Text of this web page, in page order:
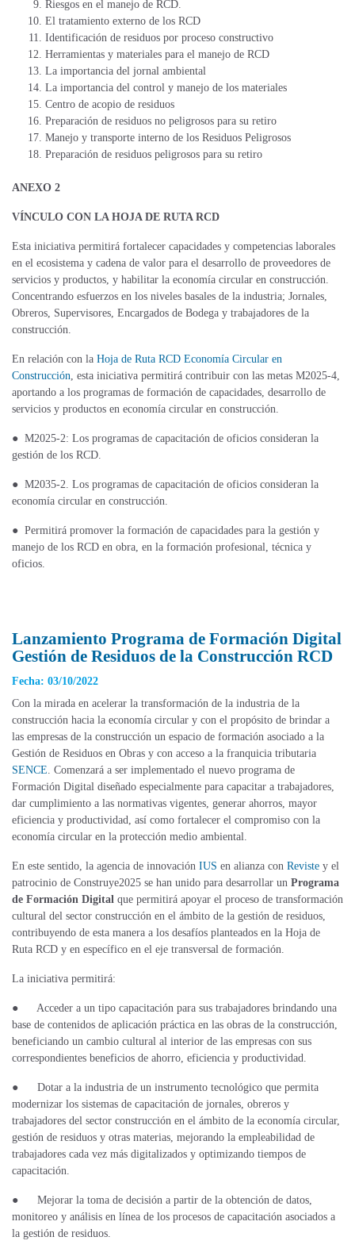
Riesgos en el manejo de RCD.
El tratamiento externo de los RCD
Identificación de residuos por proceso constructivo
Herramientas y materiales para el manejo de RCD
La importancia del jornal ambiental
La importancia del control y manejo de los materiales
Centro de acopio de residuos
Preparación de residuos no peligrosos para su retiro
Manejo y transporte interno de los Residuos Peligrosos
Preparación de residuos peligrosos para su retiro
ANEXO 2
VÍNCULO CON LA HOJA DE RUTA RCD
Esta iniciativa permitirá fortalecer capacidades y competencias laborales
en el ecosistema y cadena de valor para el desarrollo de proveedores de
servicios y productos, y habilitar la economía circular en construcción.
Concentrando esfuerzos en los niveles basales de la industria; Jornales,
Obreros, Supervisores, Encargados de Bodega y trabajadores de la
construcción.
En relación con la Hoja de Ruta RCD Economía Circular en
Construcción, esta iniciativa permitirá contribuir con las metas M2025-4,
aportando a los programas de formación de capacidades, desarrollo de
servicios y productos en economía circular en construcción.
● M2025-2: Los programas de capacitación de oficios consideran la
gestión de los RCD.
● M2035-2. Los programas de capacitación de oficios consideran la
economía circular en construcción.
● Permitirá promover la formación de capacidades para la gestión y
manejo de los RCD en obra, en la formación profesional, técnica y
oficios.
Lanzamiento Programa de Formación Digital
Gestión de Residuos de la Construcción RCD
Fecha: 03/10/2022
Con la mirada en acelerar la transformación de la industria de la
construcción hacia la economía circular y con el propósito de brindar a
las empresas de la construcción un espacio de formación asociado a la
Gestión de Residuos en Obras y con acceso a la franquicia tributaria
SENCE. Comenzará a ser implementado el nuevo programa de
Formación Digital diseñado especialmente para capacitar a trabajadores,
dar cumplimiento a las normativas vigentes, generar ahorros, mayor
eficiencia y productividad, así como fortalecer el compromiso con la
economía circular en la protección medio ambiental.
En este sentido, la agencia de innovación IUS en alianza con Reviste y el
patrocinio de Construye2025 se han unido para desarrollar un Programa
de Formación Digital que permitirá apoyar el proceso de transformación
cultural del sector construcción en el ámbito de la gestión de residuos,
contribuyendo de esta manera a los desafíos planteados en la Hoja de
Ruta RCD y en específico en el eje transversal de formación.
La iniciativa permitirá:
●
Acceder a un tipo capacitación para sus trabajadores brindando una
base de contenidos de aplicación práctica en las obras de la construcción,
beneficiando un cambio cultural al interior de las empresas con sus
correspondientes beneficios de ahorro, eficiencia y productividad.
●
Dotar a la industria de un instrumento tecnológico que permita
modernizar los sistemas de capacitación de jornales, obreros y
trabajadores del sector construcción en el ámbito de la economía circular,
gestión de residuos y otras materias, mejorando la empleabilidad de
trabajadores cada vez más digitalizados y optimizando tiempos de
capacitación.
●
Mejorar la toma de decisión a partir de la obtención de datos,
monitoreo y análisis en línea de los procesos de capacitación asociados a
la gestión de residuos.